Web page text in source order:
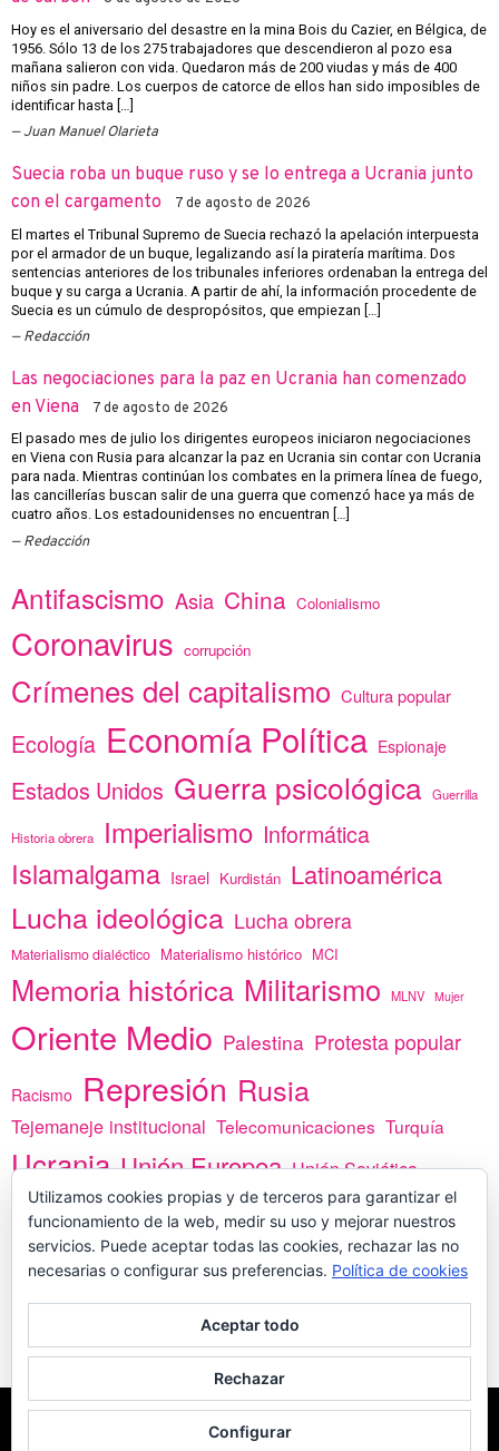
Hoy es el aniversario del desastre en la mina Bois du Cazier, en Bélgica, de
1956. Sólo 13 de los 275 trabajadores que descendieron al pozo esa
mañana salieron con vida. Quedaron más de 200 viudas y más de 400
niños sin padre. Los cuerpos de catorce de ellos han sido imposibles de
identificar hasta […]
Juan Manuel Olarieta
Suecia roba un buque ruso y se lo entrega a Ucrania junto
con el cargamento
7 de agosto de 2026
El martes el Tribunal Supremo de Suecia rechazó la apelación interpuesta
por el armador de un buque, legalizando así la piratería marítima. Dos
sentencias anteriores de los tribunales inferiores ordenaban la entrega del
buque y su carga a Ucrania. A partir de ahí, la información procedente de
Suecia es un cúmulo de despropósitos, que empiezan […]
Redacción
Las negociaciones para la paz en Ucrania han comenzado
en Viena
7 de agosto de 2026
El pasado mes de julio los dirigentes europeos iniciaron negociaciones
en Viena con Rusia para alcanzar la paz en Ucrania sin contar con Ucrania
para nada. Mientras continúan los combates en la primera línea de fuego,
las cancillerías buscan salir de una guerra que comenzó hace ya más de
cuatro años. Los estadounidenses no encuentran […]
Redacción
Antifascismo Asia China Colonialismo
Coronavirus corrupción
Crímenes del capitalismo Cultura popular
Ecología Economía Política Espionaje
Estados Unidos Guerra psicológica Guerrilla
Historia obrera Imperialismo Informática
Islamalgama Israel Kurdistán Latinoamérica
Lucha ideológica Lucha obrera
Materialismo dialéctico Materialismo histórico MCI
Memoria histórica Militarismo MLNV Mujer
Oriente Medio Palestina Protesta popular
Racismo Represión Rusia
Tejemaneje institucional Telecomunicaciones Turquía
Ucrania Unión Europea Unión Soviética
vacunas Yemen África
PREGÚNTANOS
Utilizamos cookies propias y de terceros para garantizar el
funcionamiento de la web, medir su uso y mejorar nuestros
servicios. Puede aceptar todas las cookies, rechazar las no
necesarias o configurar sus preferencias. Política de cookies
Aceptar todo
Rechazar
Configurar